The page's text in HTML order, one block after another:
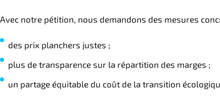
Avec notre pétition, nous demandons des mesures
des prix planchers justes ;
plus de transparence sur la répartition des marges ;
un partage équitable du coût de la transition